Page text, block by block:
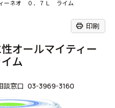
ーネオ ０．７Ｌ ライム
print 印刷
オールマイティー
ム
談窓口 03-3969-3160